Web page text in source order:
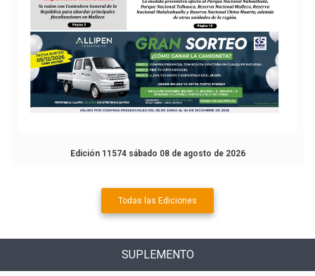
Edición 11574 sábado 08 de agosto de 2026
Todas las Ediciones
SUPLEMENTO